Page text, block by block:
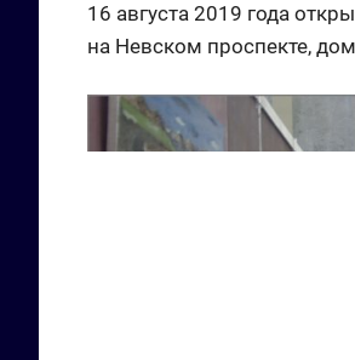
16 августа 2019 года
на Невском проспекте,